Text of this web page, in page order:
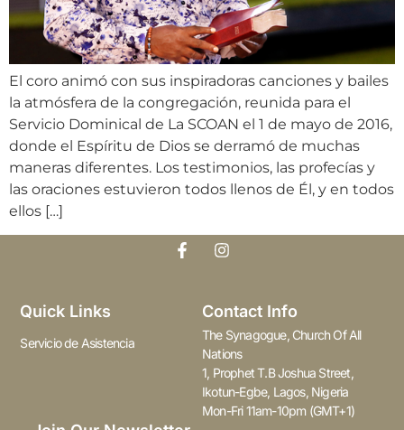
El coro animó con sus inspiradoras canciones y bailes
la atmósfera de la congregación, reunida para el
Servicio Dominical de La SCOAN el 1 de mayo de 2016,
donde el Espíritu de Dios se derramó de muchas
maneras diferentes. Los testimonios, las profecías y
las oraciones estuvieron todos llenos de Él, y en todos
ellos […]
Quick Links
Servicio de Asistencia
Contact Info
The Synagogue, Church Of All
Nations
1, Prophet T.B Joshua Street,
Ikotun-Egbe, Lagos, Nigeria
Mon-Fri 11am-10pm (GMT+1)